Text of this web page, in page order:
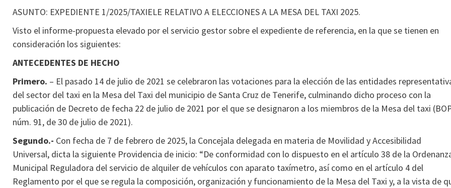
ASUNTO: EXPEDIENTE 1/2025/TAXIELE RELATIVO A ELECCIONES A LA MESA DEL TAXI 2025.
Visto el informe-propuesta elevado por el servicio gestor sobre el expediente de referencia, en la que se tienen en
consideración los siguientes:
ANTECEDENTES DE HECHO
Primero. – El pasado 14 de julio de 2021 se celebraron las votaciones para la elección de las entidades
del sector del taxi en la Mesa del Taxi del municipio de Santa Cruz de Tenerife, culminando dicho proceso con la
publicación de Decreto de fecha 22 de julio de 2021 por el que se designaron a los miembros de la Mesa del taxi
núm. 91, de 30 de julio de 2021).
Segundo.- Con fecha de 7 de febrero de 2025, la Concejala delegada en materia de Movilidad y Accesibilidad
Universal, dicta la siguiente Providencia de inicio: “De conformidad con lo dispuesto en el artículo 38 de la
Municipal Reguladora del servicio de alquiler de vehículos con aparato taxímetro, así como en el artículo 4 del
Reglamento por el que se regula la composición, organización y funcionamiento de la Mesa del Taxi y, a la vista de